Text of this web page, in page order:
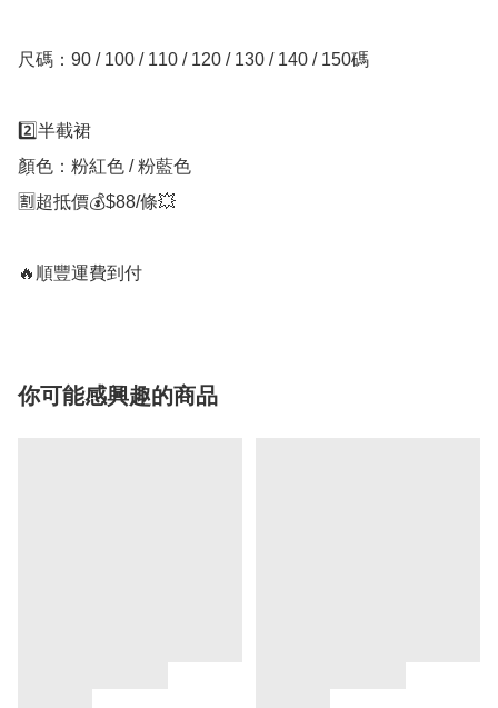
尺碼：90 / 100 / 110 / 120 / 130 / 140 / 150碼
2️⃣半截裙
顏色：粉紅色 / 粉藍色
🈹超抵價💰$88/條💥
🔥順豐運費到付
你可能感興趣的商品